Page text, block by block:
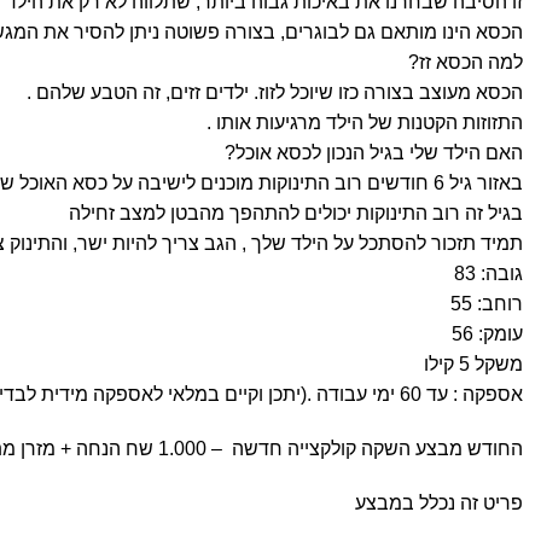
הכסא הינו מותאם גם לבוגרים, בצורה פשוטה ניתן להסיר את
למה הכסא זז?
הכסא מעוצב בצורה כזו שיוכל לזוז. ילדים זזים, זה הטבע שלהם .
התזוזות הקטנות של הילד מרגיעות אותו .
האם הילד שלי בגיל הנכון לכסא אוכל?
באזור גיל 6 חודשים רוב התינוקות מוכנים לישיבה על כסא האוכל שלנו.
בגיל זה רוב התינוקות יכולים להתהפך מהבטן למצב זחילה
תמיד תזכור להסתכל על הילד שלך , הגב צריך להיות ישר,
גובה: 83
רוחב: 55
עומק: 56
משקל 5 קילו
אספקה : עד 60 ימי עבודה .(יתכן וקיים במלאי לאספקה מידית לבדיקה : 03-6760220)
החודש מבצע השקה קולקצייה חדשה – 1.000 שח הנחה + מזרן מתנה איכותי* המחיר לאחר הנחה
פריט זה נכלל במבצע